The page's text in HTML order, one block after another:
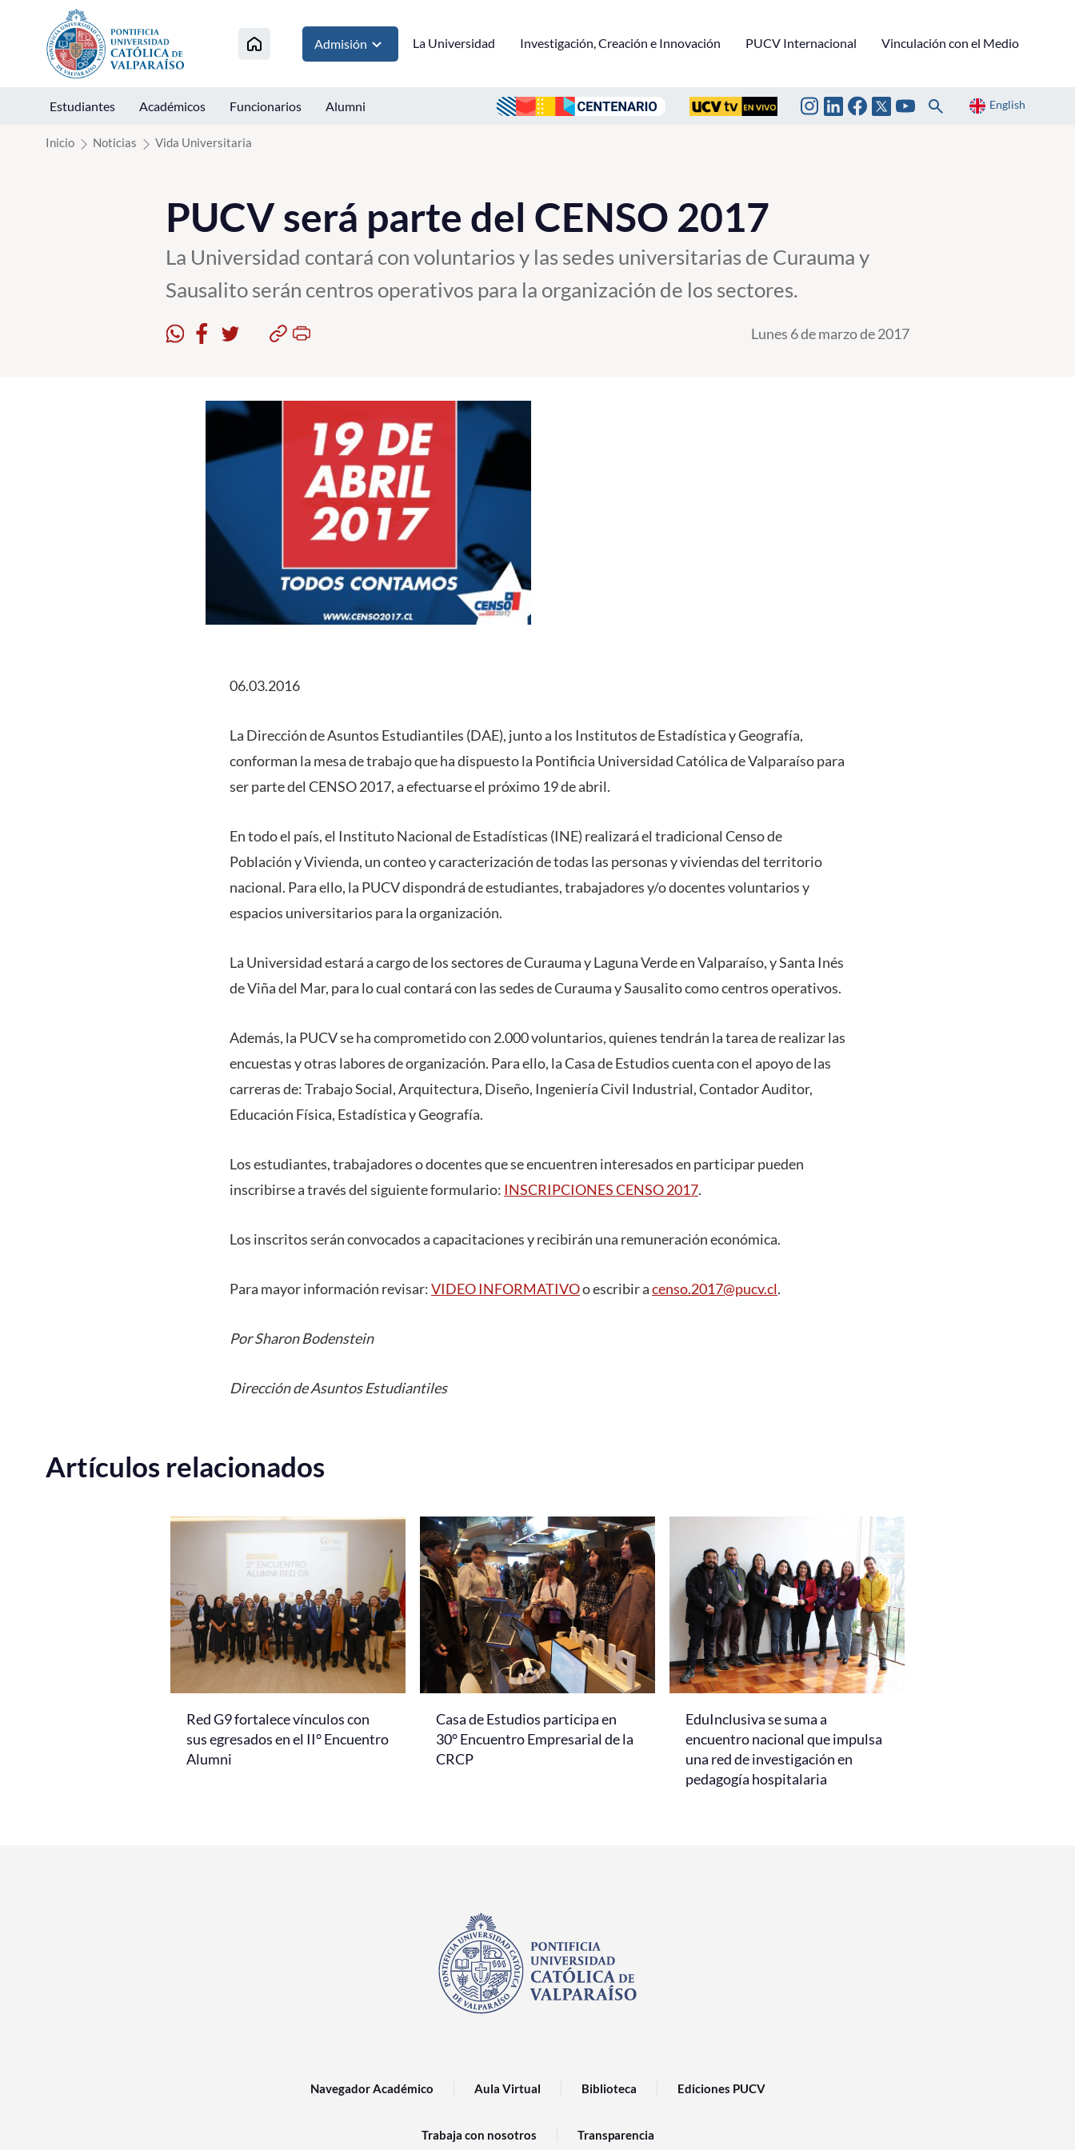
Click acá para ir directamente al contenido
Admisión La Universidad Investigación, Creación e Innovación PUCV Internacional Vinculación con el Medio
Estudiantes Académicos Funcionarios Alumni English
Inicio Noticias Vida Universitaria
PUCV será parte del CENSO 2017
La Universidad contará con voluntarios y las sedes universitarias de Curauma y
Sausalito serán centros operativos para la organización de los sectores.
Lunes 6 de marzo de 2017
06.03.2016
La Dirección de Asuntos Estudiantiles (DAE), junto a los Institutos de Estadística y Geografía,
conforman la mesa de trabajo que ha dispuesto la Pontificia Universidad Católica de Valparaíso para
ser parte del CENSO 2017, a efectuarse el próximo 19 de abril.
En todo el país, el Instituto Nacional de Estadísticas (INE) realizará el tradicional Censo de
Población y Vivienda, un conteo y caracterización de todas las personas y viviendas del territorio
nacional. Para ello, la PUCV dispondrá de estudiantes, trabajadores y/o docentes voluntarios y
espacios universitarios para la organización.
La Universidad estará a cargo de los sectores de Curauma y Laguna Verde en Valparaíso, y Santa Inés
de Viña del Mar, para lo cual contará con las sedes de Curauma y Sausalito como centros operativos.
Además, la PUCV se ha comprometido con 2.000 voluntarios, quienes tendrán la tarea de realizar las
encuestas y otras labores de organización. Para ello, la Casa de Estudios cuenta con el apoyo de las
carreras de: Trabajo Social, Arquitectura, Diseño, Ingeniería Civil Industrial, Contador Auditor,
Educación Física, Estadística y Geografía.
Los estudiantes, trabajadores o docentes que se encuentren interesados en participar pueden
inscribirse a través del siguiente formulario: INSCRIPCIONES CENSO 2017.
Los inscritos serán convocados a capacitaciones y recibirán una remuneración económica.
Para mayor información revisar:VIDEO INFORMATIVOo escribir acenso.2017@pucv.cl.
Por Sharon Bodenstein
Dirección de Asuntos Estudiantiles
Artículos relacionados
Red G9 fortalece vínculos con
sus egresados en el II° Encuentro
Alumni
Casa de Estudios participa en
30° Encuentro Empresarial de la
CRCP
EduInclusiva se suma a
encuentro nacional que impulsa
una red de investigación en
pedagogía hospitalaria
Navegador Académico Aula Virtual Biblioteca Ediciones PUCV
Trabaja con nosotros Transparencia